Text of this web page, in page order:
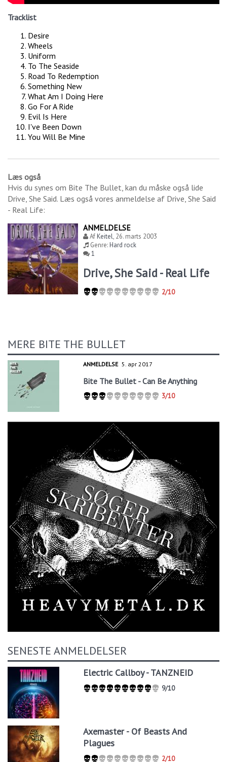
Tracklist
Desire
Wheels
Uniform
To The Seaside
Road To Redemption
Something New
What Am I Doing Here
Go For A Ride
Evil Is Here
I've Been Down
You Will Be Mine
Læs også
Hvis du synes om Bite The Bullet, kan du måske også lide
Drive, She Said. Læs også vores anmeldelse af Drive, She Said
- Real Life:
ANMELDELSE
AfKeitel, 26. marts 2003
Genre:Hard rock
1
Drive, She Said - Real Life
2/10
MERE BITE THE BULLET
ANMELDELSE 5. apr 2017
Bite The Bullet - Can Be Anything
3/10
SENESTE ANMELDELSER
Electric Callboy - TANZNEID
9/10
Axemaster - Of Beasts And
Plagues
2/10